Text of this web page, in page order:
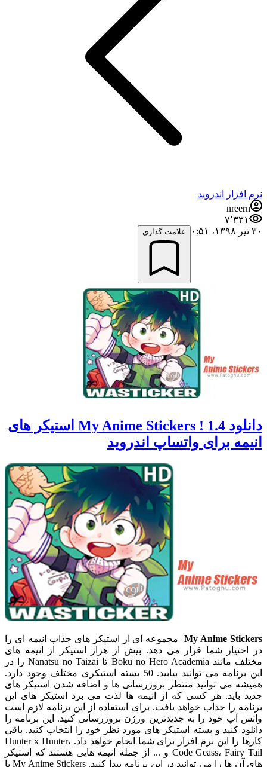
نرم افزار اندروید
nreern
۷٬۳۳۱
۳۰ تیر ۱۳۹۸،‏ ۰:۵۱
علامت گذاری
دانلود My Anime Stickers ! 1.4 استیکر های
انیمه‌ برای واتساپ اندروید
My Anime Stickersمجموعه ای از استیکر های جذاب انیمه ای را
در اختیار شما قرار می دهد. بیش از هزار استیکر از انیمه های
مختلف مانند Boku no Hero Academia تا Nanatsu no Taizai را در
این برنامه می توانید بیابید. 50 بسته استیکری مختلف وجود دارد.
همیشه می توانید منتظر بروزرسانی ها و اضافه شدن استیکر های
جدید باید. هر کسی که از انیمه ها لذت می برد استیکر های این
برنامه را جذاب خواهد یافت. برای استفاده از این برنامه لازم است
واتس آپ خود را به جدیدترین ورژن بروزرسانی کنید. این برنامه را
دانلود کنید و بسته استیکر های مورد نظر خود را انتخاب کنید. باقی
کارها را این نرم افزار برای شما انجام خواهد داد. Hunter x Hunter،
Code Geass، Fairy Tail و ... از جمله انیمه هایی هستند که استیکر
های آن ها را می توانید در این برنامه پیدا کنید. My Anime Stickers با